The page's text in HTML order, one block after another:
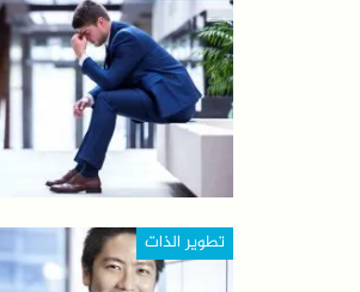
تطوير الذات